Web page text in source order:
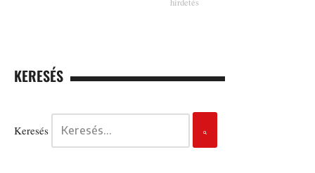
KERESÉS
Keresés